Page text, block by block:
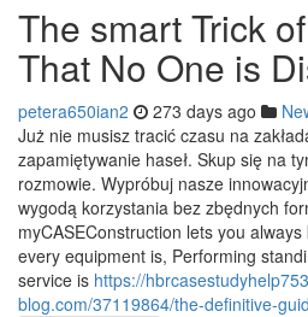
The smart Trick
That No One is
petera650ian2 273 days ago
Już nie musisz tracić czasu na
zapamiętywanie haseł. Skup się na
rozmowie. Wypróbuj nasze
wygodą korzystania bez zbędnych
myCASEConstruction lets you
every equipment is, Performing
service is https://
blog.com/37119864/the-definitive-